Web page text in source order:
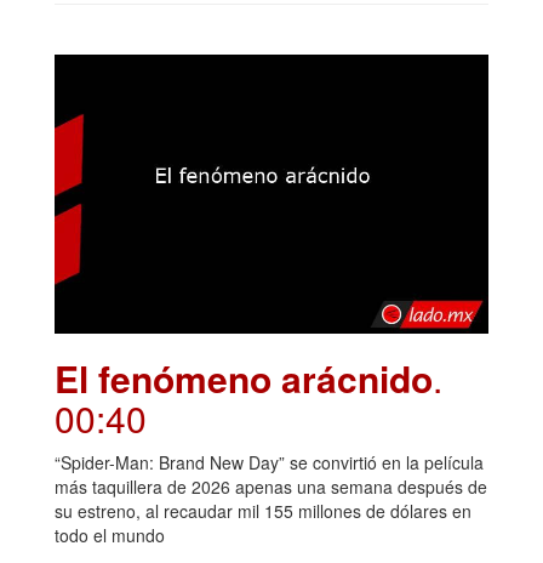
El fenómeno arácnido.
00:40
“Spider-Man: Brand New Day” se convirtió en la película
más taquillera de 2026 apenas una semana después de
su estreno, al recaudar mil 155 millones de dólares en
todo el mundo